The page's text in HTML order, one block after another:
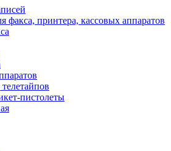
факса, принтера, кассовых аппаратов
пистолеты